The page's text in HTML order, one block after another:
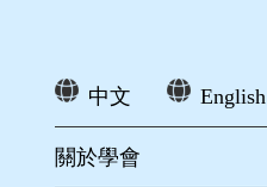
中文 English
關於學會